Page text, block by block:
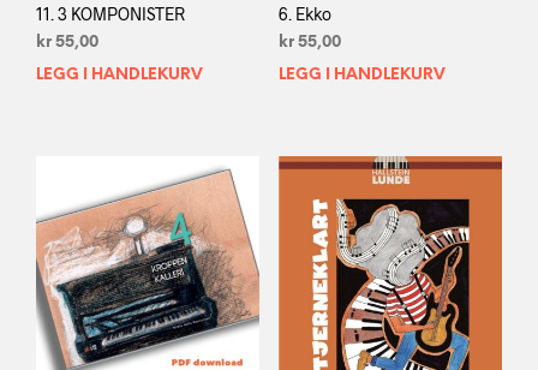
11. 3 KOMPONISTER
kr 55,00
LEGG I HANDLEKURV
6. Ekko
kr55,00
LEGG I HANDLEKURV